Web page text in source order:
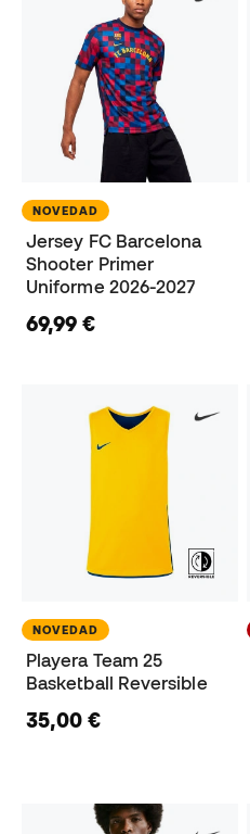
NOVEDAD
Jersey FC Barcelona
Shooter Primer
Uniforme 2026-2027
69,99 €
NOVEDAD
Playera Team 25
Basketball Reversible
35,00 €